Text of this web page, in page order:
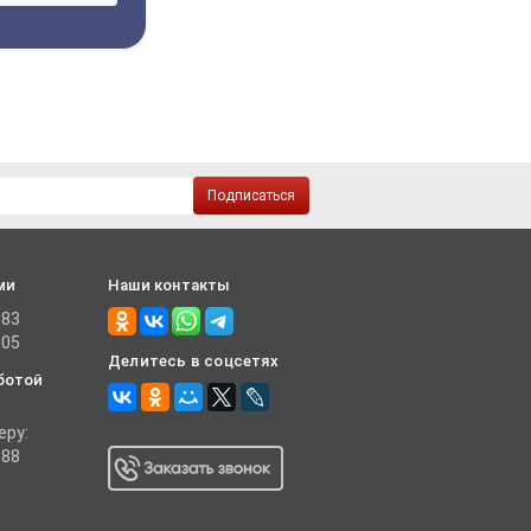
Подписаться
Наши контакты
Делитесь в соцсетях